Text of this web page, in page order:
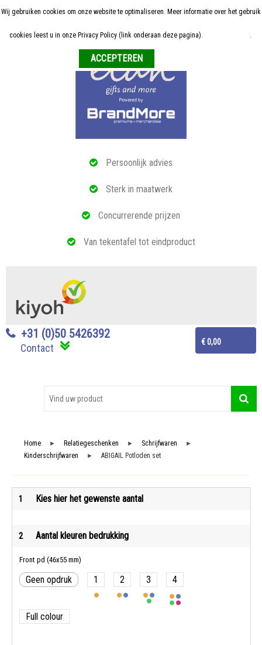
Persoonlijk advies
Sterk in maatwerk
Concurrerende prijzen
Van tekentafel tot eindproduct
€ 0,00
+31 (0)50 5426392
Contact
Home
ALLE RELATIEGESCHENKEN
Home ► Relatiegeschenken ► Schrijfwaren ►
Kinderschrijfwaren ► ABIGAIL Potloden set
1 Kies hier het gewenste aantal
2 Aantal kleuren bedrukking
Front pd (46x55 mm)
Geen opdruk 1 2 3 4
Full colour
Wij gebruiken cookies om onze website te optimaliseren. Meer informatie over het gebruik
cookies leest u in onze Privacy Policy (link onderaan deze pagina). .